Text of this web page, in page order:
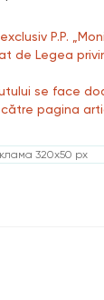
P.P.
de Legea
se face
către pagina
320x50 px